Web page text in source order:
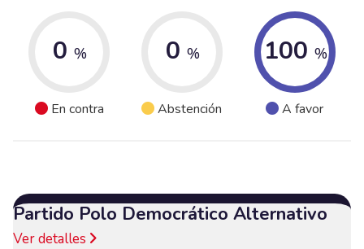
0 %
En contra
0 %
Abstención
100 %
A favor
Partido Polo Democrático Alternativo
Ver detalles